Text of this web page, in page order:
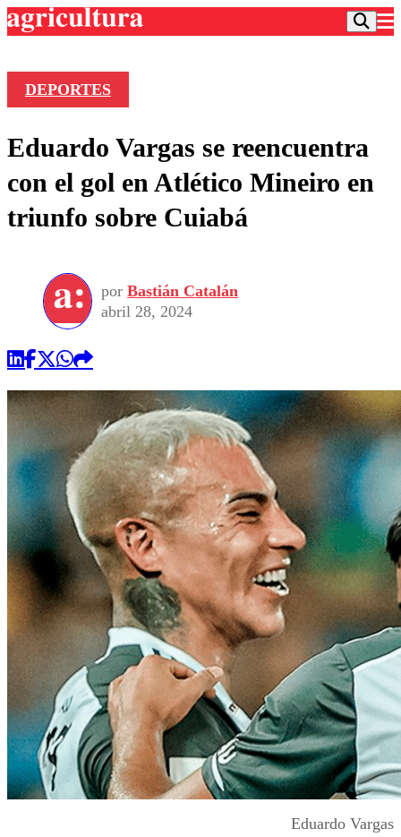
Frecuencias
Agricultura TV
Deportes
Colo Colo
Seleccion Chilena
Torneo Internacional
Universidad de Chile
Entretención
Economía
Internacional
Sustentabilidad
Publicaciones en medios
Opinión
DEPORTES
Eduardo Vargas se reencuentra
con el gol en Atlético Mineiro en
triunfo sobre Cuiabá
por Bastián Catalán
abril 28, 2024
Eduardo Vargas